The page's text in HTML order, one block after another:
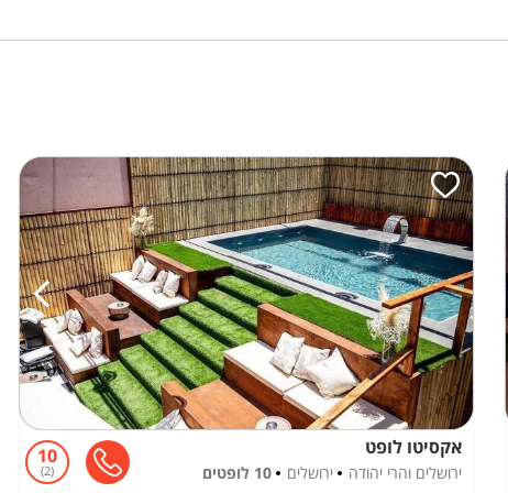
אקסיטו לופט
ירושלים והרי יהודה ירושלים 10 לופטים
10
2